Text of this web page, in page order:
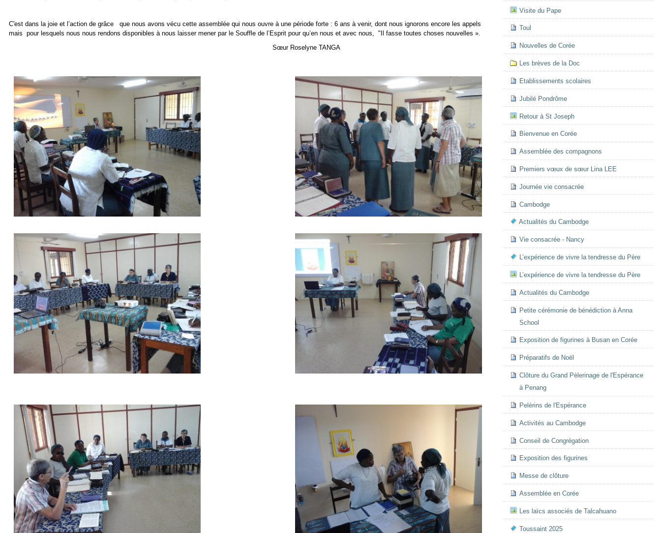
C'est dans la joie et l’action de grâce que nous avons vécu cette assemblée qui nous ouvre à une période forte : 6 ans à venir, dont nous ignorons encore les appels
mais pour lesquels nous nous rendons disponibles à nous laisser mener par le Souffle de l’Esprit pour qu’en nous et avec nous, "Il fasse toutes choses nouvelles ».
Sœur Roselyne TANGA
Visite du Pape
Toul
Nouvelles de Corée
Les brèves de la Doc
Etablissements scolaires
Jubilé Pondrôme
Retour à St Joseph
Bienvenue en Corée
Assemblée des compagnons
Premiers vœux de sœur Lina LEE
Journée vie consacrée
Cambodge
Actualités du Cambodge
Vie consacrée - Nancy
L’expérience de vivre la tendresse du Père
L’expérience de vivre la tendresse du Père
Actualités du Cambodge
Petite cérémonie de bénédiction à Anna
School
Exposition de figurines à Busan en Corée
Préparatifs de Noël
Clôture du Grand Pèlerinage de l'Espérance
à Penang
Pelèrins de l'Espérance
Activités au Cambodge
Conseil de Congrégation
Exposition des figurines
Messe de clôture
Assemblée en Corée
Les laïcs associés de Talcahuano
Toussaint 2025